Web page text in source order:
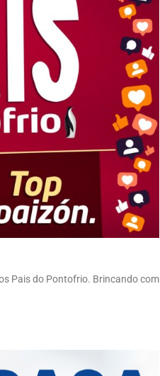
Pais do Pontofrio. Brincando com